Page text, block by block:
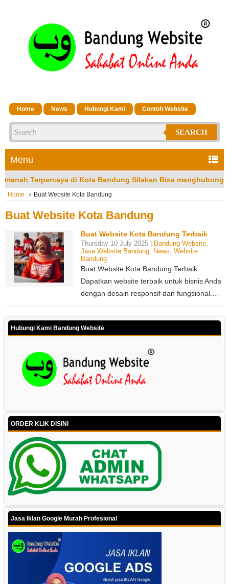
Home News Hubungi Kami Contoh Website
SEARCH
Menu
di Kota Bandung Silakan Bisa menghubungi CS Kami di No
Home Buat Website Kota Bandung
Buat Website Kota Bandung
Buat Website Kota Bandung Terbaik
Thursday 10 July 2025 | Bandung Website,
Jasa Website Bandung, News, Website
Bandung
Buat Website Kota Bandung Terbaik
Dapatkan website terbaik untuk bisnis Anda
dengan desain responsif dan fungsional.…
Hubungi Kami Bandung Website
ORDER KLIK DISINI
Jasa Iklan Google Murah Profesional